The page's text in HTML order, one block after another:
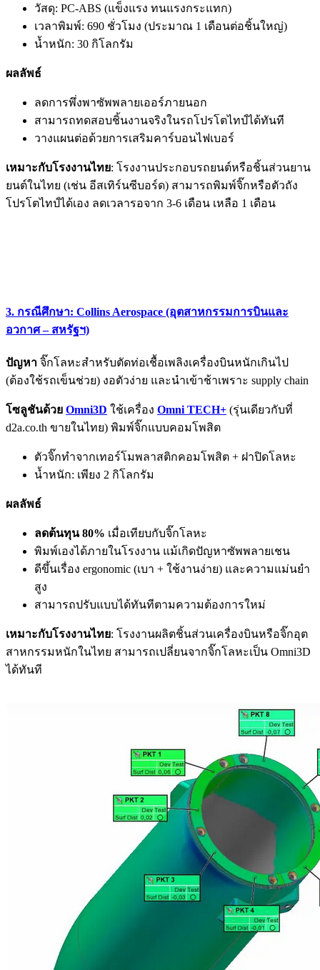
วัสดุ: PC-ABS (แข็งแรง ทนแรงกระแทก)
เวลาพิมพ์: 690 ชั่วโมง (ประมาณ 1 เดือนต่อชิ้นใหญ่)
น้ำหนัก: 30 กิโลกรัม
ผลลัพธ์
ลดการพึ่งพาซัพพลายเออร์ภายนอก
สามารถทดสอบชิ้นงานจริงในรถโปรโตไทป์ได้ทันที
วางแผนต่อด้วยการเสริมคาร์บอนไฟเบอร์
เหมาะกับโรงงานไทย: โรงงานประกอบรถยนต์หรือชิ้นส่วนยาน
ยนต์ในไทย (เช่น อีสเทิร์นซีบอร์ด) สามารถพิมพ์จิ๊กหรือตัวถัง
โปรโตไทป์ได้เอง ลดเวลารอจาก 3-6 เดือน เหลือ 1 เดือน
3. กรณีศึกษา: Collins Aerospace (อุตสาหกรรมการบินและ
อวกาศ – สหรัฐฯ)
ปัญหา จิ๊กโลหะสำหรับตัดท่อเชื้อเพลิงเครื่องบินหนักเกินไป
(ต้องใช้รถเข็นช่วย) งอตัวง่าย และนำเข้าช้าเพราะ supply chain
โซลูชันด้วย Omni3D ใช้เครื่อง Omni TECH+ (รุ่นเดียวกับที่
d2a.co.th ขายในไทย) พิมพ์จิ๊กแบบคอมโพสิต
ตัวจิ๊กทำจากเทอร์โมพลาสติกคอมโพสิต + ฝาปิดโลหะ
น้ำหนัก: เพียง 2 กิโลกรัม
ผลลัพธ์
ลดต้นทุน 80% เมื่อเทียบกับจิ๊กโลหะ
พิมพ์เองได้ภายในโรงงาน แม้เกิดปัญหาซัพพลายเชน
ดีขึ้นเรื่อง ergonomic (เบา + ใช้งานง่าย) และความแม่นยำ
สูง
สามารถปรับแบบได้ทันทีตามความต้องการใหม่
เหมาะกับโรงงานไทย: โรงงานผลิตชิ้นส่วนเครื่องบินหรือจิ๊กอุต
สาหกรรมหนักในไทย สามารถเปลี่ยนจากจิ๊กโลหะเป็น Omni3D
ได้ทันที